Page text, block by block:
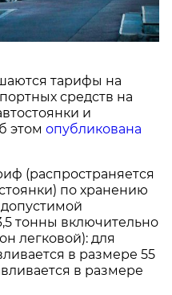
тарифы на
средств на
и
этомопубликована
(распространяется
по хранению
тонны включительно
легковой): для
в размере 55
в размере